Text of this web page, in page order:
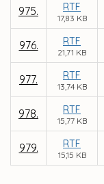
975. RTF
17,83 KB
976. RTF
21,71 KB
977. RTF
13,74 KB
978. RTF
15,77 KB
979. RTF
15,15 KB